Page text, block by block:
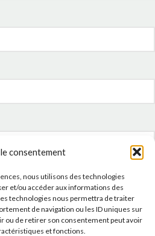
consentement
nous utilisons des technologies
et/ou accéder aux informations des
technologies nous permettra de traiter
de navigation ou les ID uniques sur
ou de retirer son consentement peut avoir
et fonctions.